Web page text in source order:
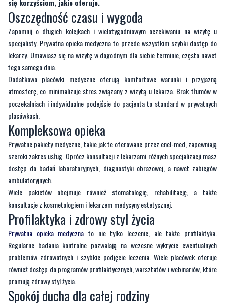
specjalisty. Prywatna opieka medyczna to przede wszystkim szybki dostęp do
lekarzy. Umawiasz się na wizytę w dogodnym dla siebie terminie, często nawet
tego samego dnia.
Dodatkowo placówki medyczne oferują komfortowe warunki i przyjazną
atmosferę, co minimalizuje stres związany z wizytą u lekarza. Brak tłumów w
poczekalniach i indywidualne podejście do pacjenta to standard w prywatnych
placówkach.
Kompleksowa opieka
Prywatne pakiety medyczne, takie jak te oferowane przez enel-med, zapewniają
szeroki zakres usług. Oprócz konsultacji z lekarzami różnych specjalizacji masz
dostęp do badań laboratoryjnych, diagnostyki obrazowej, a nawet zabiegów
ambulatoryjnych.
Wiele pakietów obejmuje również stomatologię, rehabilitację, a także
konsultacje z kosmetologiem i lekarzem medycyny estetycznej.
Profilaktyka i zdrowy styl życia
Prywatna opieka medyczna
to nie tylko leczenie, ale także profilaktyka.
Regularne badania kontrolne pozwalają na wczesne wykrycie ewentualnych
problemów zdrowotnych i szybkie podjęcie leczenia. Wiele placówek oferuje
również dostęp do programów profilaktycznych, warsztatów i webinariów, które
promują zdrowy styl życia.
Spokój ducha dla całej rodziny
Wykupienie pakietu medycznego to inwestycja w zdrowie Twoje i Twoich
bliskich. Wiedząc, że w razie potrzeby masz zapewniony szybki dostęp do
lekarza i kompleksowej opieki, zyskujesz spokój ducha. To szczególnie ważne w